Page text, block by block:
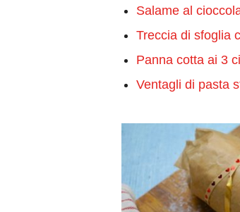
Salame al
Treccia di sfoglia
Panna cotta ai 3
Ventagli di pasta